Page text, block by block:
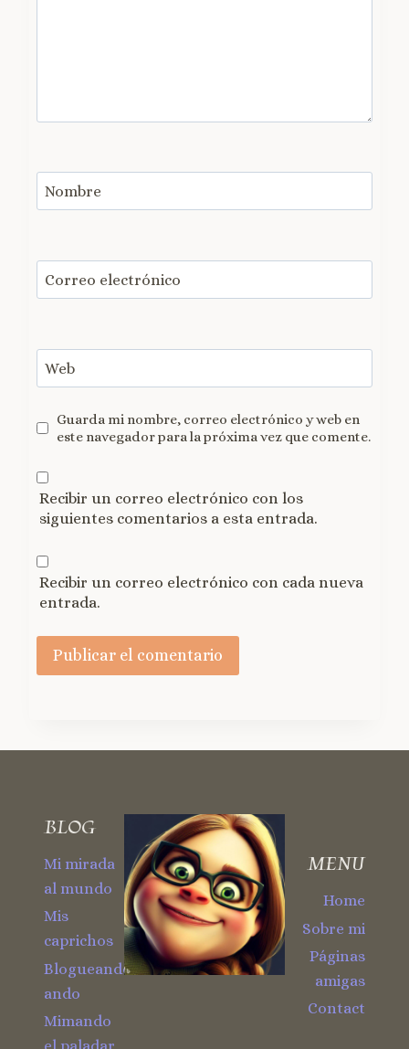
Nombre
Correo electrónico
Web
Guarda mi nombre, correo electrónico y web en
este navegador para la próxima vez que comente.
Recibir un correo electrónico con los
siguientes comentarios a esta entrada.
Recibir un correo electrónico con cada nueva
entrada.
BLOG
Mi mirada
al mundo
Mis
caprichos
Blogueando
ando
Mimando
MENU
Home
Sobre mi
Páginas
amigas
Contact